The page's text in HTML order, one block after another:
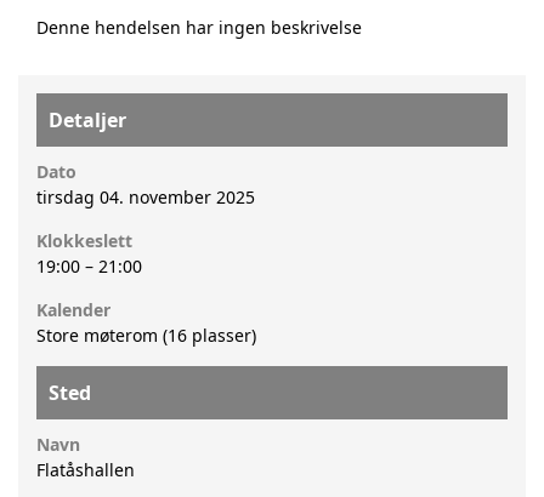
Denne hendelsen har ingen beskrivelse
Detaljer
Dato
tirsdag 04. november 2025
Klokkeslett
19:00 – 21:00
Kalender
Store møterom (16 plasser)
Sted
Navn
Flatåshallen